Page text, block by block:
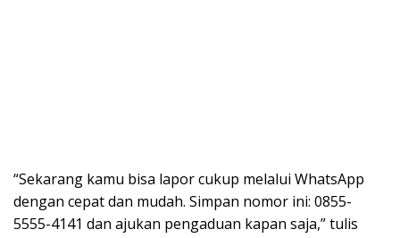
profesionalisme untuk memastikan tindakan tegas
terhadap oknum polisi yang melanggar aturan.